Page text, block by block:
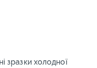
зразки холодної